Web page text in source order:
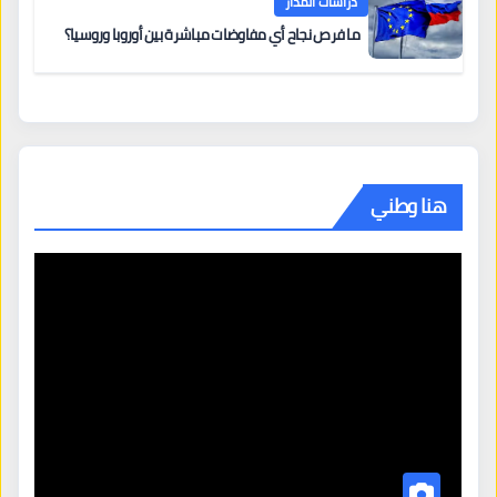
ما فرص نجاح أي مفاوضات مباشرة بين أوروبا وروسيا؟
هنا وطني